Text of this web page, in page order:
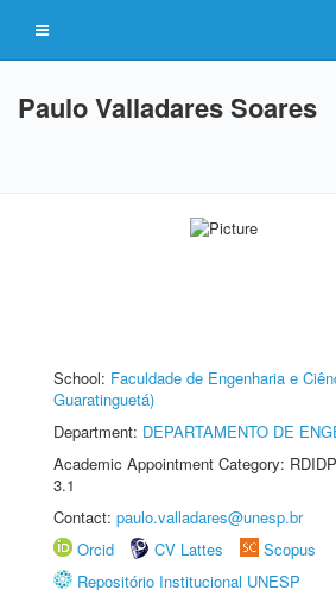
Paulo Valladares Soares
School: Faculdade de Engenharia e
Guaratinguetá)
Department: DEPARTAMENTO DE
Academic Appointment Category:
3.1
Contact: paulo.valladares@unesp.br
Orcid
CV Lattes
Scopus
Repositório Institucional UNESP